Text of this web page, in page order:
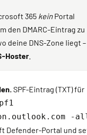
365 kein Portal
den DMARC-Eintrag zu
deine DNS-Zone liegt –
Hoster
SPF-Eintrag (TXT) für
-
Defender-Portal und